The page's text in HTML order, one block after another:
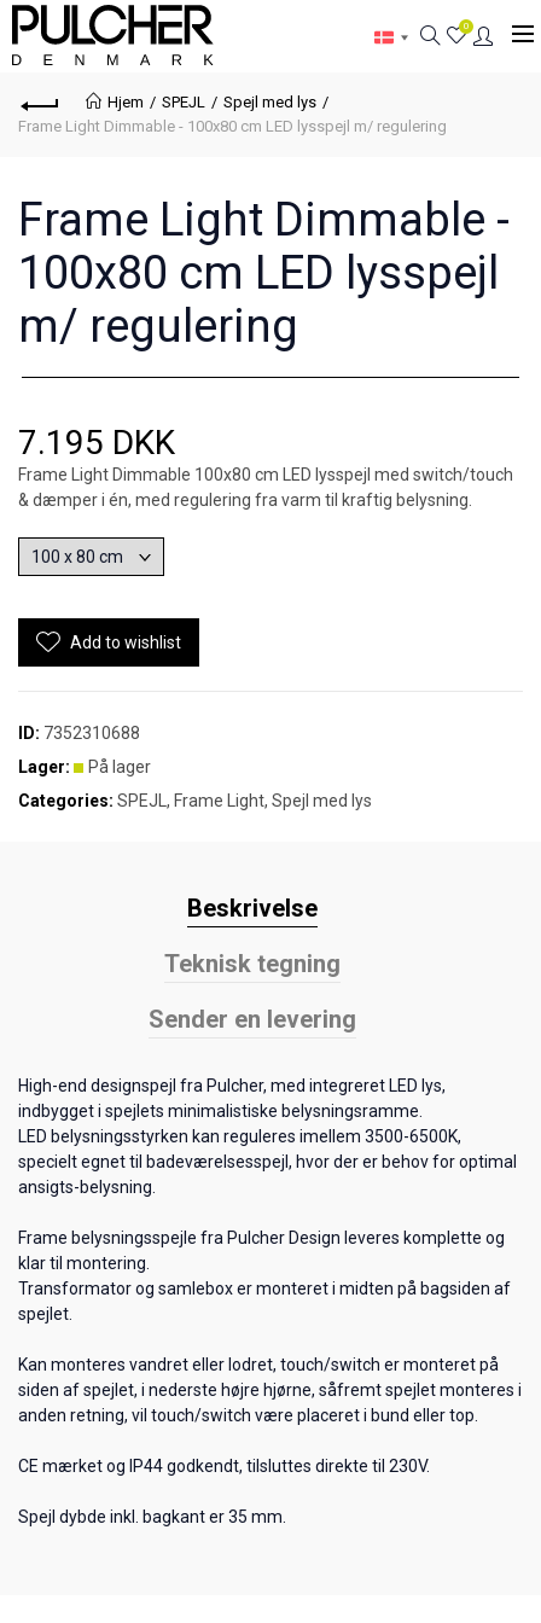
0
Hjem SPEJL
Spejl med lys
Frame Light Dimmable - 100x80 cm LED lysspejl m/ regulering
Frame Light Dimmable -
100x80 cm LED lysspejl
m/ regulering
7.195 DKK
Frame Light Dimmable 100x80 cm LED lysspejl med switch/touch
& dæmper i én, med regulering fra varm til kraftig belysning.
Add to wishlist
ID: 7352310688
Lager:
På lager
Categories: SPEJL , Frame Light, Spejl med lys
Beskrivelse
Teknisk tegning
Sender en levering
High-end designspejl fra Pulcher, med integreret LED lys,
indbygget i spejlets minimalistiske belysningsramme.
LED belysningsstyrken kan reguleres imellem 3500-6500K,
specielt egnet til badeværelsesspejl, hvor der er behov for optimal
ansigts-belysning.
Frame belysningsspejle fra Pulcher Design leveres komplette og
klar til montering.
Transformator og samlebox er monteret i midten på bagsiden af
spejlet.
Kan monteres vandret eller lodret, touch/switch er monteret på
siden af spejlet, i nederste højre hjørne, såfremt spejlet monteres i
anden retning, vil touch/switch være placeret i bund eller top.
CE mærket og IP44 godkendt, tilsluttes direkte til 230V.
Spejl dybde inkl. bagkant er 35 mm.